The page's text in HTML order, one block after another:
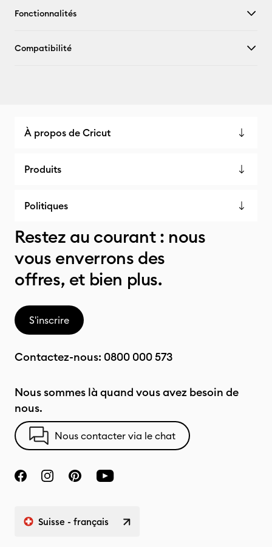
Fonctionnalités
Compatibilité
À propos de Cricut
Produits
Politiques
Restez au courant : nous
vous enverrons des
offres, et bien plus.
S'inscrire
Contactez-nous: 0800 000 573
Nous sommes là quand vous avez besoin de
nous.
Nous contacter via le chat
Suisse - français